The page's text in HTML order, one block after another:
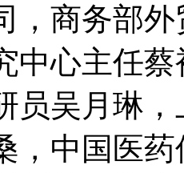
，商务部
中心主任
员吴月琳
，中国医